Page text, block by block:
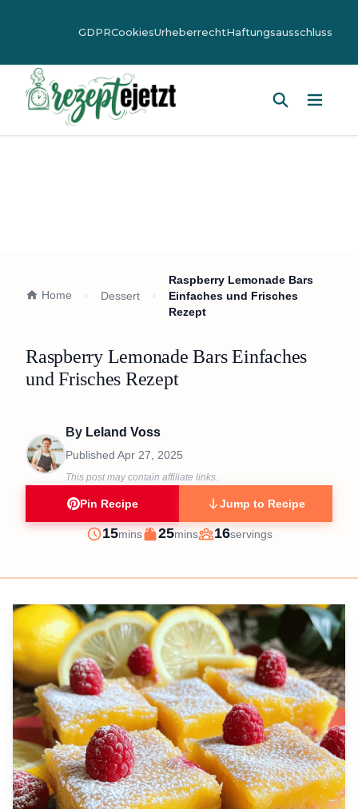
GDPRCookiesUrheberrechtHaftungsausschluss
Home Dessert
Raspberry Lemonade Bars
Einfaches und Frisches
Rezept
Raspberry Lemonade Bars Einfaches
und Frisches Rezept
By Leland Voss
Published Apr 27, 2025
This post may contain affiliate links.
Pin Recipe Jump to Recipe
Prep
15minutes
mins
Cook
25minutes
mins
Servings
16servings